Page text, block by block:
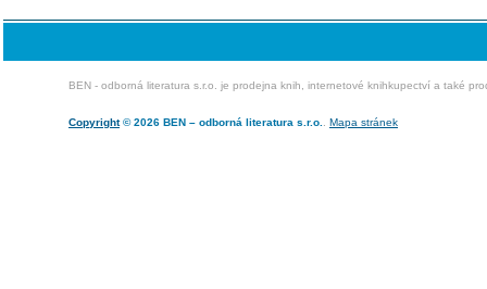
BEN - odborná literatura s.r.o. je prodejna knih, internetové knihkupectví a také
Copyright© 2026 BEN – odborná literatura s.r.o. Mapa stránek